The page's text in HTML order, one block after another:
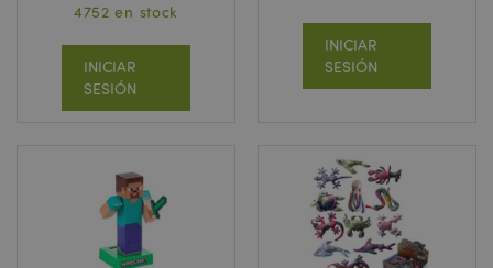
4752 en stock
INICIAR
SESIÓN
INICIAR
SESIÓN